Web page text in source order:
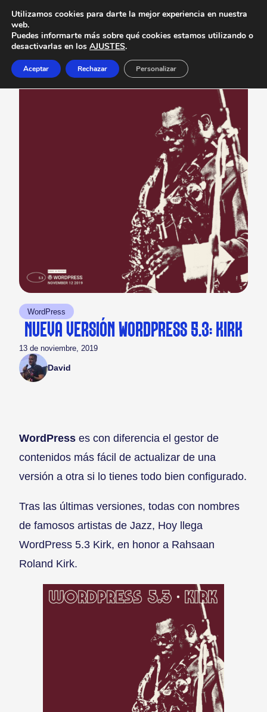
WordPress
NUEVA VERSIÓN WORDPRESS 5.3: KIRK
13 de noviembre, 2019
David
WordPress es con diferencia el gestor de
contenidos más fácil de actualizar de una
versión a otra si lo tienes todo bien configurado.
Tras las últimas versiones, todas con nombres
de famosos artistas de Jazz, Hoy llega
WordPress 5.3 Kirk, en honor a Rahsaan
Roland Kirk.
Utilizamos cookies para darte la mejor experiencia en nuestra
web.
Puedes informarte más sobre qué cookies estamos utilizando o
desactivarlas en los AJUSTES.
Aceptar Rechazar Personalizar